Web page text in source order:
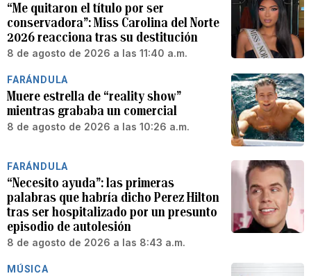
“Me quitaron el título por ser
conservadora”: Miss Carolina del Norte
2026 reacciona tras su destitución
8 de agosto de 2026 a las 11:40 a.m.
FARÁNDULA
Muere estrella de “reality show”
mientras grababa un comercial
8 de agosto de 2026 a las 10:26 a.m.
FARÁNDULA
“Necesito ayuda”: las primeras
palabras que habría dicho Perez Hilton
tras ser hospitalizado por un presunto
episodio de autolesión
8 de agosto de 2026 a las 8:43 a.m.
MÚSICA